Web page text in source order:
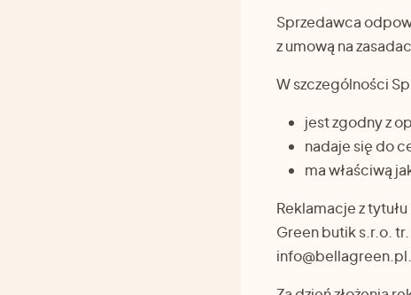
Sprzedawca
z umową na
W szczególności
jest zgodny z
nadaje się do
ma właściwą
Reklamacje z
Green butik s.r.o.
info@bellagreen.pl.